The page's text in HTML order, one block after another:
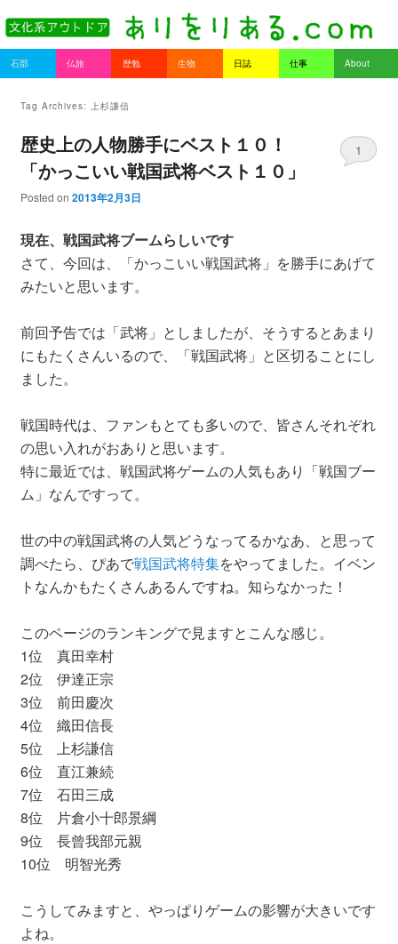
Main menu
Skip to primary content
Skip to secondary content
石部 仏旅 歴勉 生物 日誌 仕事 About
Tag Archives: 上杉謙信
歴史上の人物勝手にベスト１０！
「かっこいい戦国武将ベスト１０」
Posted on 2013年2月3日
1
現在、戦国武将ブームらしいです
さて、今回は、「かっこいい戦国武将」を勝手にあげて
みたいと思います。
前回予告では「武将」としましたが、そうするとあまり
にもたくさんいるので、「戦国武将」と区切ることにし
ました。
戦国時代は、ファンもとても多いので、皆さんそれぞれ
の思い入れがおありと思います。
特に最近では、戦国武将ゲームの人気もあり「戦国ブー
ム」なんですって。
世の中の戦国武将の人気どうなってるかなあ、と思って
調べたら、ぴあで戦国武将特集をやってました。イベン
トなんかもたくさんあるんですね。知らなかった！
このページのランキングで見ますとこんな感じ。
1位 真田幸村
2位 伊達正宗
3位 前田慶次
4位 織田信長
5位 上杉謙信
6位 直江兼続
7位 石田三成
8位 片倉小十郎景綱
9位 長曾我部元親
10位 明智光秀
こうしてみますと、やっぱりゲームの影響が大きいです
よね。